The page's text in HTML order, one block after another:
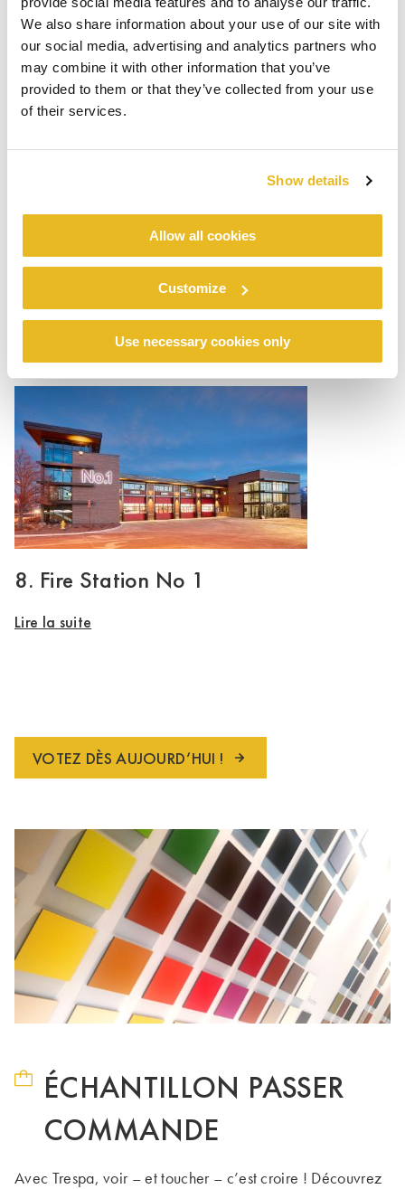
We also share information about your use of our site with
our social media, advertising and analytics partners who
may combine it with other information that you’ve
provided to them or that they’ve collected from your use
of their services.
Show details
Allow all cookies
Customize
Use necessary cookies only
6. Hotel B&B Lublin Centrum
Lire la suite
7. Outlet Vivo La Florida
8. Fire Station No 1
Lire la suite
VOTEZ DÈS AUJOURD’HUI !
ÉCHANTILLON PASSER
COMMANDE
Avec Trespa, voir – et toucher – c’est croire ! Découvrez